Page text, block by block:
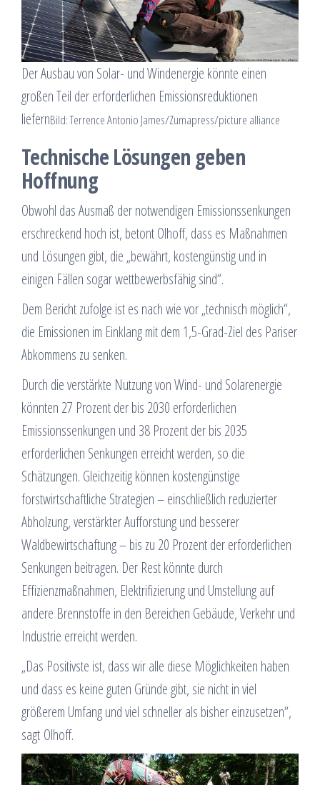
Der Ausbau von Solar- und Windenergie könnte einen
großen Teil der erforderlichen Emissionsreduktionen
liefernBild: Terrence Antonio James/Zumapress/picture alliance
Technische Lösungen geben
Hoffnung
Obwohl das Ausmaß der notwendigen Emissionssenkungen
erschreckend hoch ist, betont Olhoff, dass es Maßnahmen
und Lösungen gibt, die „bewährt, kostengünstig und in
einigen Fällen sogar wettbewerbsfähig sind“.
Dem Bericht zufolge ist es nach wie vor „technisch möglich“,
die Emissionen im Einklang mit dem 1,5-Grad-Ziel des Pariser
Abkommens zu senken.
Durch die verstärkte Nutzung von Wind- und Solarenergie
könnten 27 Prozent der bis 2030 erforderlichen
Emissionssenkungen und 38 Prozent der bis 2035
erforderlichen Senkungen erreicht werden, so die
Schätzungen. Gleichzeitig können kostengünstige
forstwirtschaftliche Strategien – einschließlich reduzierter
Abholzung, verstärkter Aufforstung und besserer
Waldbewirtschaftung – bis zu 20 Prozent der erforderlichen
Senkungen beitragen. Der Rest könnte durch
Effizienzmaßnahmen, Elektrifizierung und Umstellung auf
andere Brennstoffe in den Bereichen Gebäude, Verkehr und
Industrie erreicht werden.
„Das Positivste ist, dass wir alle diese Möglichkeiten haben
und dass es keine guten Gründe gibt, sie nicht in viel
größerem Umfang und viel schneller als bisher einzusetzen“,
sagt Olhoff.